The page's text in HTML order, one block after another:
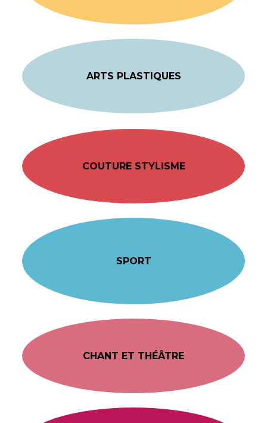
ARTS PLASTIQUES
COUTURE STYLISME
SPORT
CHANT ET THÉÂTRE